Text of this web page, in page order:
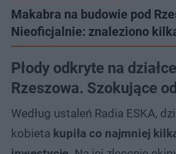
Makabra na budowie pod
Nieoficjalnie: znaleziono
Płody odkryte na
Rzeszowa. Szokujące
Według ustaleń Radia ESKA,
kobieta kupiła co najmniej